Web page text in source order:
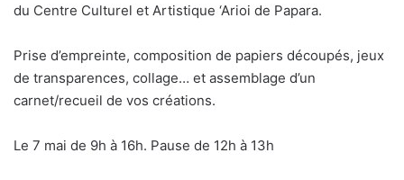
du Centre Culturel et Artistique ‘Arioi de Papara.
Prise d’empreinte, composition de papiers découpés, jeux
de transparences, collage… et assemblage d’un
carnet/recueil de vos créations.
Le 7 mai de 9h à 16h. Pause de 12h à 13h